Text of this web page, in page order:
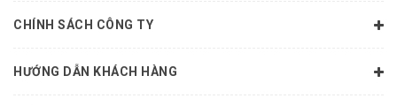
CHÍNH SÁCH CÔNG TY
HƯỚNG DẪN KHÁCH HÀNG